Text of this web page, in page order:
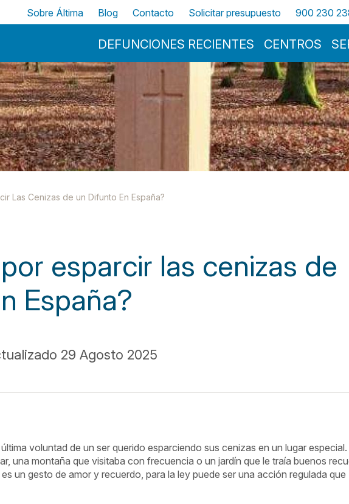
Menu Principal
DEFUNCIONES RECIENTES CENTROS
Top
Sobre Áltima Blog Contacto Solicitar presupuesto 900 230
Las Cenizas de un Difunto En España?
esparcir las cenizas de
España?
29 Agosto 2025
voluntad de un ser querido esparciendo sus cenizas en un lugar especial.
una montaña que visitaba con frecuencia o un jardín que le traía buenos
un gesto de amor y recuerdo, para la ley puede ser una acción regulada que